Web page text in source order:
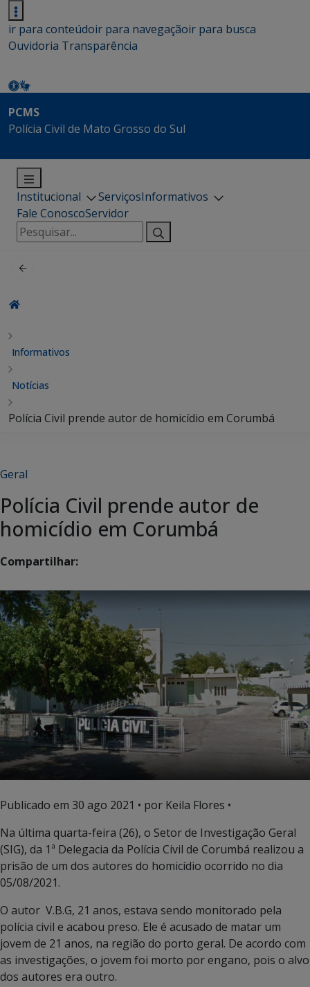
ir para conteúdoir para navegaçãoir para busca
Ouvidoria Transparência
PCMS
Polícia Civil de Mato Grosso do Sul
Institucional ServiçosInformativos
Fale ConoscoServidor
Pesquisar
por:
Informativos
Notícias
Polícia Civil prende autor de homicídio em Corumbá
Geral
Polícia Civil prende autor de
homicídio em Corumbá
Compartilhar:
Publicado em 30 ago 2021 • por Keila Flores •
Na última quarta-feira (26), o Setor de Investigação Geral
(SIG), da 1ª Delegacia da Polícia Civil de Corumbá realizou a
prisão de um dos autores do homicídio ocorrido no dia
05/08/2021.
O autor V.B.G, 21 anos, estava sendo monitorado pela
polícia civil e acabou preso. Ele é acusado de matar um
jovem de 21 anos, na região do porto geral. De acordo com
as investigações, o jovem foi morto por engano, pois o alvo
dos autores era outro.